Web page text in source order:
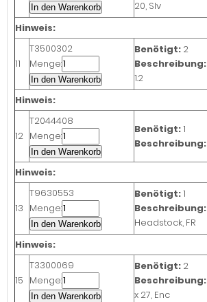
In den Warenkorb
20, Slv
Hinweis:
11
T3500302
Menge:
In den Warenkorb
Benötigt: 2
Beschreibung:
1.2
Hinweis:
12
T2044408
Menge:
In den Warenkorb
Benötigt:1
Beschreibung:
Hinweis:
13
T9630553
Menge:
In den Warenkorb
Benötigt:1
Beschreibung:
Headstock, FR
Hinweis:
15
T3300069
Menge:
In den Warenkorb
Benötigt: 2
Beschreibung:
x 27, Enc